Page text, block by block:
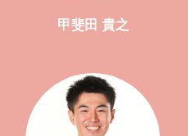
甲斐田 貴之